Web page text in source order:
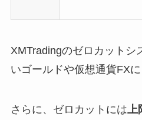
XMTradingのゼロカットシ
いゴールドや仮想通貨FXに
さらに、ゼロカットには